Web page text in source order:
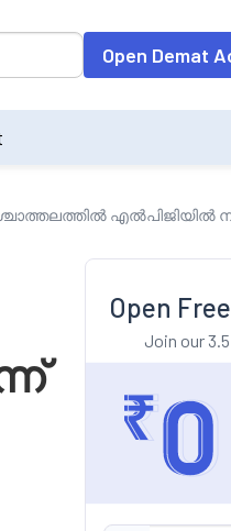
entering data into the
Open Demat
എൽപിജിയിൽ
Open
Join our